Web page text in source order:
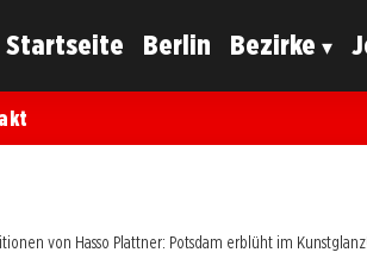
Startseite Berlin Bezirke
von Hasso Plattner: Potsdam erblüht im Kunstglanz!